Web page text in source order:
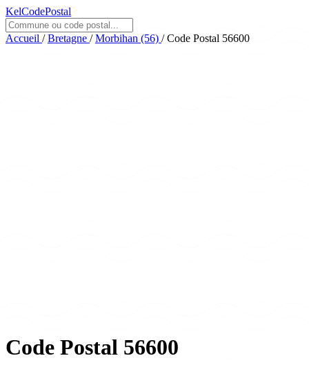
KelCodePostal
Accueil / Bretagne / Morbihan (56) / Code Postal 56600
Code Postal 56600